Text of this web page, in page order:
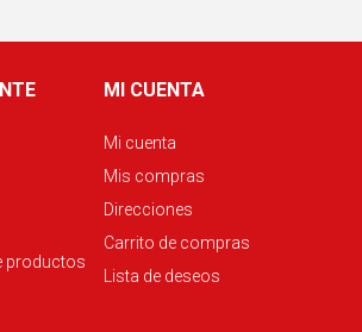
productos
MI CUENTA
Mi cuenta
Mis compras
Direcciones
Carrito de compras
Lista de deseos